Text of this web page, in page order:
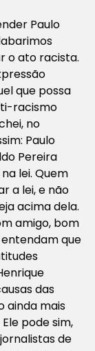
Paulo
o ato racista.
que possa
racismo
no
Paulo
Pereira
lei. Quem
a lei, e não
acima dela.
amigo, bom
que
das
ainda mais
pode sim,
de